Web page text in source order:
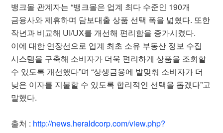
뱅크몰 관계자는 “뱅크몰은 업계 최다 수준인 190개
금융사와 제휴하며 담보대출 상품 선택 폭을 넓혔다. 또한
작년과 비교해 UI/UX를 개선해 편리함을 증가시켰다.
이에 대한 연장선으로 업계 최초 소유 부동산 정보 수집
시스템을 구축해 소비자가 더욱 편리하게 상품을 조회할
수 있도록 개선했다”며 “상생금융에 발맞춰 소비자가 더
낮은 이자를 지불할 수 있도록 합리적인 선택을 돕겠다”고
말했다.
출처 : http://news.heraldcorp.com/view.php?